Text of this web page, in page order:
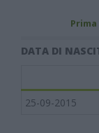
DATA DI
25-09-2015